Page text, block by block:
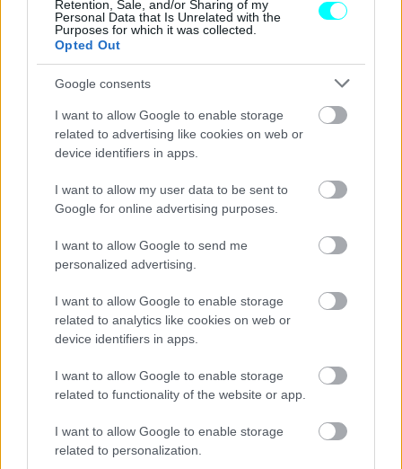
Retention, Sale, and/or Sharing of my
Personal Data that Is Unrelated with the
Purposes for which it was collected.
Opted Out
Google consents
I want to allow Google to enable storage
related to advertising like cookies on web or
device identifiers in apps.
I want to allow my user data to be sent to
Google for online advertising purposes.
I want to allow Google to send me
personalized advertising.
I want to allow Google to enable storage
related to analytics like cookies on web or
device identifiers in apps.
I want to allow Google to enable storage
related to functionality of the website or app.
I want to allow Google to enable storage
related to personalization.
πινακίδων σήμανσης στις οδούς ή τωνδιαγραμμίσεων
συμβόλωνστις
κυκλοφορίαςγενικά.
Οι υποδείξεις των τροχονόμων είναι οι εξής:
Βραχίονας υψωμένος κατακόρυφα: προσοχή,
διακοπή πορείας για όλους που χρησιμοποιούν την